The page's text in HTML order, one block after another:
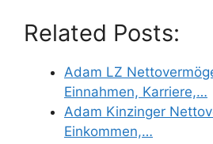
Related Posts:
Adam LZ
Einnahmen, Karriere,…
Adam Kinzinger
Einkommen,…